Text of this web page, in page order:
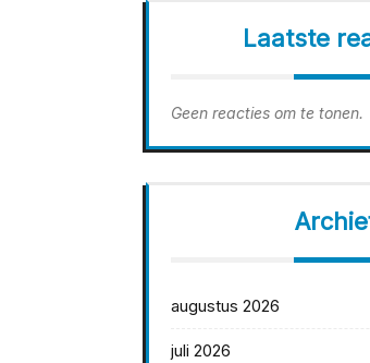
Laatste
Geen reacties om te tonen.
augustus 2026
juli 2026